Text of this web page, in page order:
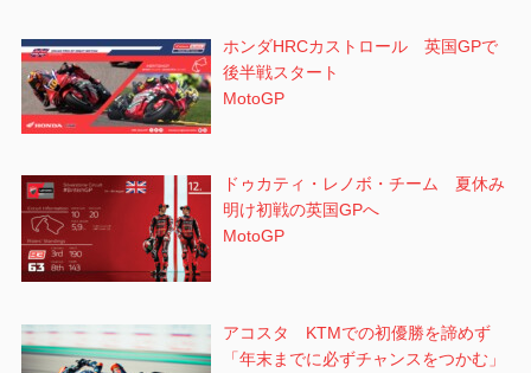
ホンダHRCカストロール 英国GPで
後半戦スタート
MotoGP
ドゥカティ・レノボ・チーム 夏休み
明け初戦の英国GPへ
MotoGP
アコスタ KTMでの初優勝を諦めず
「年末までに必ずチャンスをつかむ」